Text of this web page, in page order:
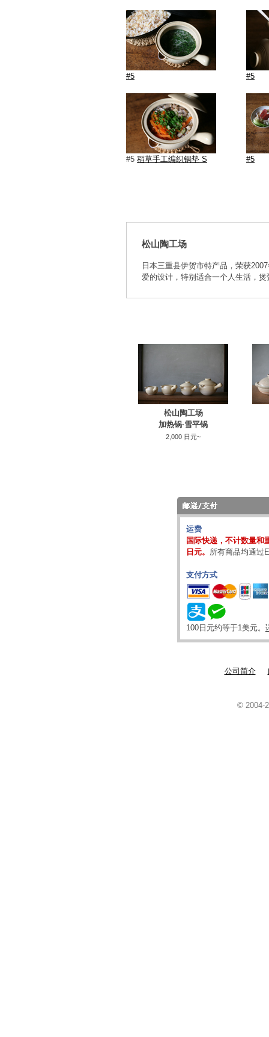
#5 #5
#5 稻草手工编织锅垫 S #5
松山陶工场
日本三重县伊贺市特产品，荣获
爱的设计，特别适合一个人生活，
松山陶工场
加热锅·雪平锅
2,000 日元~
运费
国际快递，不计数量和
日元。 所有商品均通过
支付方式
100日元约等于1美元。
公司简介
© 2004-